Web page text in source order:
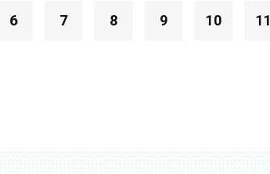
6 7 8 9 10 11